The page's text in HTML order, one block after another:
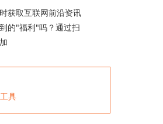
获取互联网前沿资讯
的"福利"吗？通过扫
具